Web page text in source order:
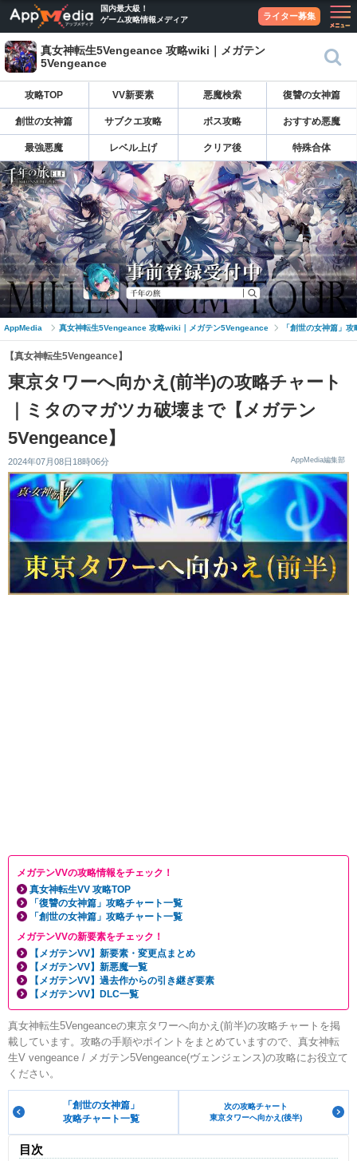
国内最大級！
ゲーム攻略情報メディア
ライター募集
真女神転生5Vengeance 攻略wiki｜メガテン
5Vengeance
攻略TOP VV新要素 悪魔検索 復讐の女神篇
創世の女神篇 サブクエ攻略 ボス攻略 おすすめ悪魔
最強悪魔 レベル上げ クリア後 特殊合体
AppMedia 真女神転生5Vengeance 攻略wiki｜メガテン5Vengeance 「創世の女神篇」攻
【真女神転生5Vengeance】
東京タワーへ向かえ(前半)の攻略チャート
｜ミタのマガツカ破壊まで【メガテン
5Vengeance】
2024年07月08日18時06分 AppMedia編集部
メガテンVVの攻略情報をチェック！
真女神転生VV 攻略TOP
「復讐の女神篇」攻略チャート一覧
「創世の女神篇」攻略チャート一覧
メガテンVVの新要素をチェック！
【メガテンVV】新要素・変更点まとめ
【メガテンVV】新悪魔一覧
【メガテンVV】過去作からの引き継ぎ要素
【メガテンVV】DLC一覧
真女神転生5Vengeanceの東京タワーへ向かえ(前半)の攻略チャートを掲
載しています。攻略の手順やポイントをまとめていますので、真女神転
生V vengeance / メガテン5Vengeance(ヴェンジェンス)の攻略にお役立て
ください。
「創世の女神篇」
攻略チャート一覧
次の攻略チャート
東京タワーへ向かえ(後半)
目次